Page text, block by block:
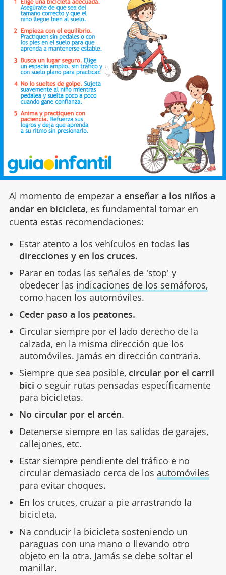
Al momento de empezar a enseñar a los niños a
andar en bicicleta, es fundamental tomar en
cuenta estas recomendaciones:
Estar atento a los vehículos en todas las
direcciones y en los cruces.
Parar en todas las señales de 'stop' y
obedecer las indicaciones de los semáforos,
como hacen los automóviles.
Ceder paso a los peatones.
Circular siempre por el lado derecho de la
calzada, en la misma dirección que los
automóviles. Jamás en dirección contraria.
Siempre que sea posible, circular por el carril
bici o seguir rutas pensadas específicamente
para bicicletas.
No circular por el arcén.
Detenerse siempre en las salidas de garajes,
callejones, etc.
Estar siempre pendiente del tráfico e no
circular demasiado cerca de los automóviles
para evitar choques.
En los cruces, cruzar a pie arrastrando la
bicicleta.
Na conducir la bicicleta sosteniendo un
paraguas con una mano o llevando otro
objeto en la otra. Jamás se debe soltar el
manillar.